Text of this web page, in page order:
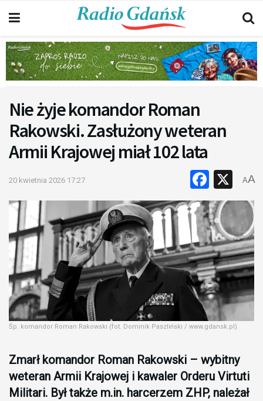
Nie żyje komandor Roman
Rakowski. Zasłużony weteran
Armii Krajowej miał 102 lata
20 kwietnia 2026 17:27 X
AA
Śp. komandor Roman Rakowski (fot. Dominik Paszliński / www.gdansk.pl)
Zmarł komandor Roman Rakowski – wybitny
weteran Armii Krajowej i kawaler Orderu Virtuti
Militari. Był także m.in. harcerzem ZHP, należał